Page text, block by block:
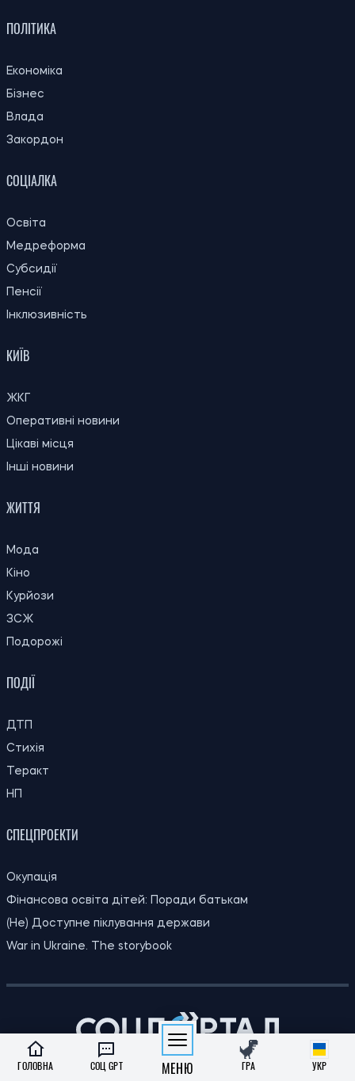
ПОЛІТИКА
Економіка
Бізнес
Влада
Закордон
СОЦІАЛКА
Освіта
Медреформа
Субсидії
Пенсії
Інклюзивність
КИЇВ
ЖКГ
Оперативні новини
Цікаві місця
Інші новини
ЖИТТЯ
Мода
Кіно
Курйози
ЗСЖ
Подорожі
ПОДІЇ
ДТП
Стихія
Теракт
НП
СПЕЦПРОЕКТИ
Окупація
Фінансова освіта дітей: Поради батькам
(Не) Доступне піклування держави
War in Ukraine. The storybook
ГОЛОВНА СОЦ GPT МЕНЮ ГРА УКР